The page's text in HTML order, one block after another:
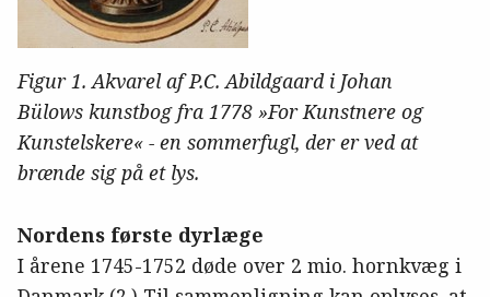
Figur 1. Akvarel af P.C. Abildgaard i Johan
Bülows kunstbog fra 1778 »For Kunstnere og
Kunstelskere« - en sommerfugl, der er ved at
brænde sig på et lys.
Nordens første dyrlæge
I årene 1745-1752 døde over 2 mio. hornkvæg i